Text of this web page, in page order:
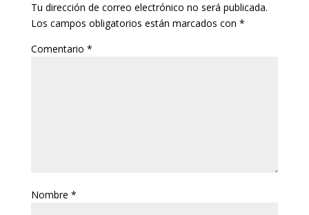
Tu dirección de correo electrónico no será publicada.
Los campos obligatorios están marcados con *
Comentario *
Nombre *